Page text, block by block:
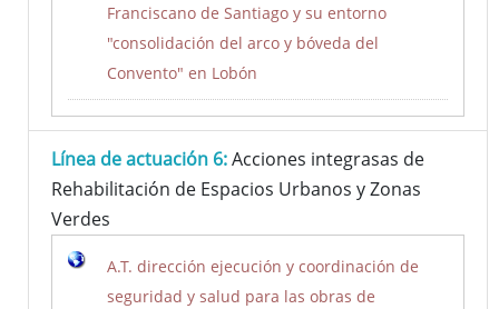
Franciscano de Santiago y su entorno
"consolidación del arco y bóveda del
Convento" en Lobón
Línea de actuación 6:Acciones integrasas de
Rehabilitación de Espacios Urbanos y Zonas
Verdes
A.T. dirección ejecución y coordinación de
seguridad y salud para las obras de